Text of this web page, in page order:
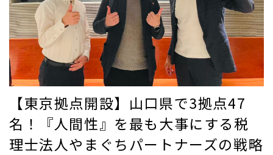
【東京拠点開設】山口県で3拠点47
名！『人間性』を最も大事にする税
理士法人やまぐちパートナーズの戦略